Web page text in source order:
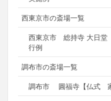
西東京市の斎場一覧
西東京市 総持寺 大日堂
行例
調布市の斎場一覧
調布市 圓福寺【仏式